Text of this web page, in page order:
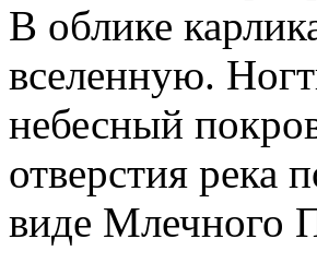
В облике
вселенную.
небесный
отверстия река
виде Млечного